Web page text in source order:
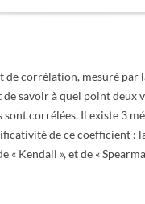
de corrélation, mesuré par
de savoir à quel point deux
corrélées. Il existe 3
de ce coefficient :
« Kendall », et de «